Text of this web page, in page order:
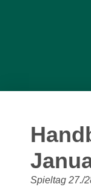
Spieltag 27./